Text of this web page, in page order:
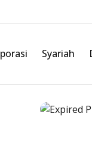
Syariah